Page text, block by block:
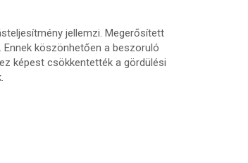
jellemzi. Megerősített
köszönhetően a beszoruló
képest csökkentették a gördülési